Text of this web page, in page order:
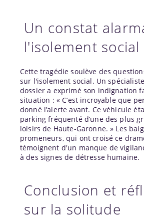
Un constat
l'isolement social
Cette tragédie soulève des
sur l'isolement social. Un
dossier a exprimé son indignation
situation : « C’est incroyable que
donné l’alerte avant. Ce véhicule
parking fréquenté d’une des plus
loisirs de Haute-Garonne. » Les
promeneurs, qui ont croisé ce
témoignent d'un manque de
à des signes de détresse humaine.
Conclusion et
sur la solitude